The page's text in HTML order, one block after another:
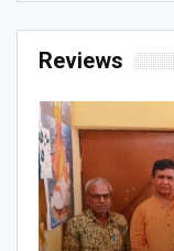
Reviews